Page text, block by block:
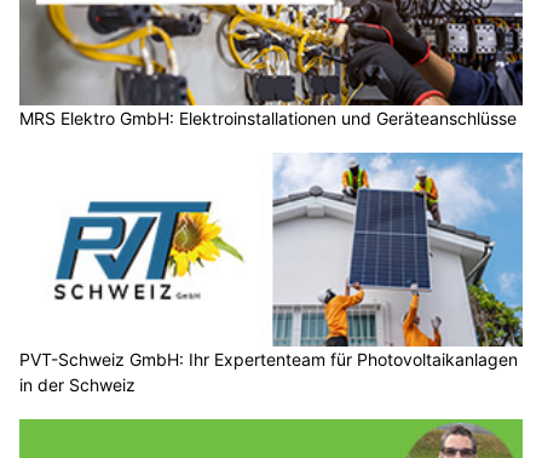
MRS Elektro GmbH: Elektroinstallationen und Geräteanschlüsse
PVT-Schweiz GmbH: Ihr Expertenteam für Photovoltaikanlagen
in der Schweiz